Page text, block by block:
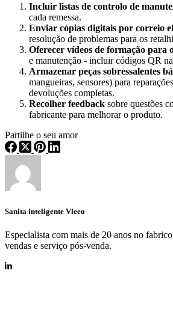
Incluir listas de controlo de
cada remessa.
Enviar cópias digitais por correio
resolução de problemas para os
Oferecer vídeos de formação para
e manutenção - incluir códigos QR
Armazenar peças sobressalentes
mangueiras, sensores) para
devoluções completas.
Recolher feedback sobre questões
fabricante para melhorar o produto.
Partilhe o seu amor
Sanita inteligente Vleeo
Especialista com mais de 20 anos no
vendas e serviço pós-venda.